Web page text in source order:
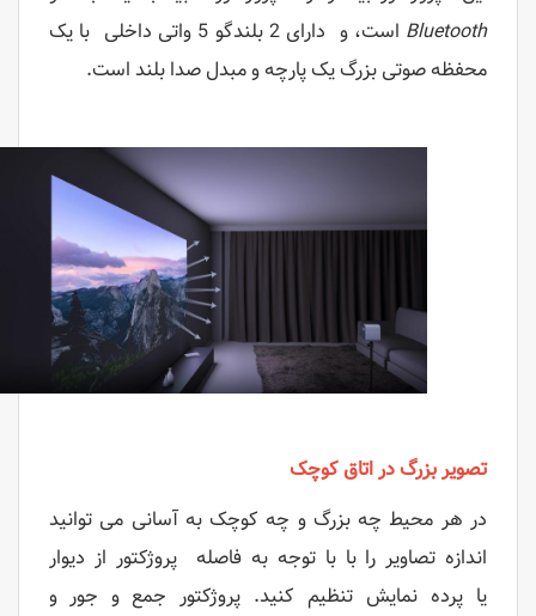
Bluetooth
است، و دارای 2 بلندگو 5 واتی داخلی با یک
محفظه صوتی بزرگ یک پارچه و مبدل صدا بلند است.
تصویر بزرگ در اتاق کوچک
در هر محیط چه بزرگ و چه کوچک به آسانی می توانید
اندازه تصاویر را با با توجه به فاصله پروژکتور از دیوار
یا پرده نمایش تنظیم کنید. پروژکتور جمع و جور و